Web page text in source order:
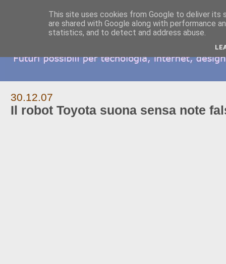
30.12.07
Il robot Toyota suona sensa note
This site uses cookies from Google to deliver its
are shared with Google along with performance
statistics, and to detect and address abuse.